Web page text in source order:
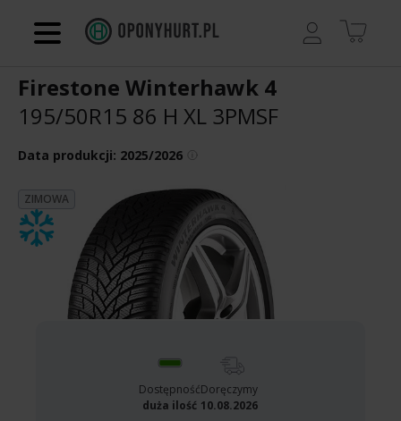
Kontakt
Firestone Winterhawk 4
195/50R15 86 H XL 3PMSF
Data produkcji: 2025/2026
ZIMOWA
Dostępność
duża ilość
Doręczymy
10.08.2026